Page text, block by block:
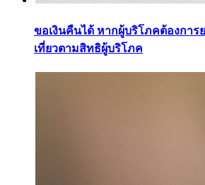
ขอเงินคืนได้ หากผู้บริโภคต้องการ
เที่ยวตามสิทธิผู้บริโภค